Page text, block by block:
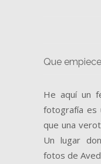
Que
He aquí un
fotografía es
que una
Un lugar
fotos de